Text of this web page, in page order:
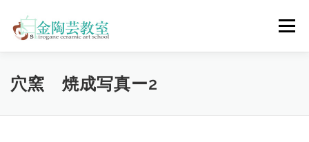
メニュー
陶芸体験コース ウェディングコース
穴窯 焼成写真ー2